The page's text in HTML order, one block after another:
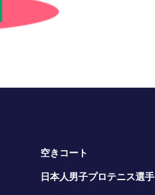
空きコート
日本人男子プロテニス選手